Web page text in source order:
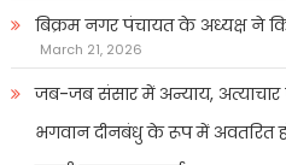
बिक्रम नगर पंचायत के अध्यक्ष ने
March 21, 2026
जब-जब संसार में अन्याय, अत्याचार
भगवान दीनबंधु के रूप में अवतरित